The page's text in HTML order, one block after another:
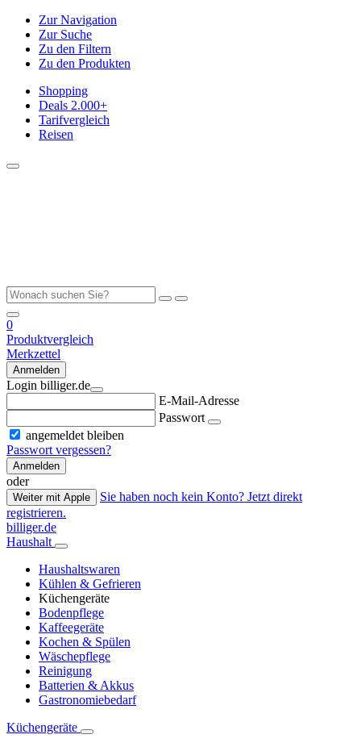
Zur Navigation
Zur Suche
Zu den Filtern
Zu den Produkten
Shopping
Deals 2.000+
Tarifvergleich
Reisen
0
Produktvergleich
Merkzettel
Anmelden
Login billiger.de
E-Mail-Adresse
Passwort
angemeldet bleiben
Passwort vergessen?
Anmelden
oder
Weiter mit Apple
Sie haben noch kein Konto? Jetzt direkt
registrieren.
billiger.de
Haushalt
Haushaltswaren
Kühlen & Gefrieren
Küchengeräte
Bodenpflege
Kaffeegeräte
Kochen & Spülen
Wäschepflege
Reinigung
Batterien & Akkus
Gastronomiebedarf
Küchengeräte